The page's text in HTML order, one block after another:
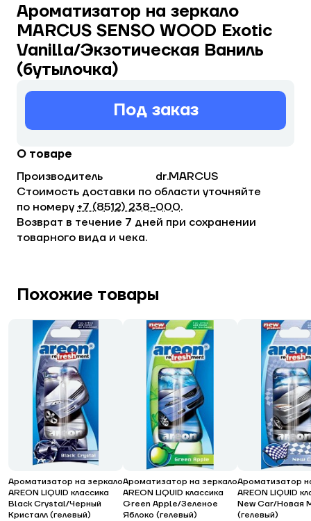
Ароматизатор на зеркало
MARCUS SENSO WOOD Exotic
Vanilla/Экзотическая Ваниль
(бутылочка)
Под заказ
О товаре
Производитель
dr.MARCUS
Стоимость доставки по области уточняйте
по номеру +7 (8512) 238−000.
Возврат в течение 7 дней при сохранении
товарного вида и чека.
Похожие товары
Ароматизатор на зеркало
AREON LIQUID классика
Black Crystal/Черный
Кристалл (гелевый)
Ароматизатор на зеркало
AREON LIQUID классика
Green Apple/Зеленое
Яблоко (гелевый)
Ароматизатор
AREON LIQUID
New Car/Новая
(гелевый)